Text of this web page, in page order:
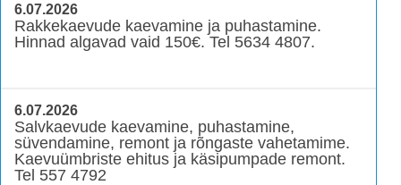
6.07.2026
Rakkekaevude kaevamine ja puhastamine.
Hinnad algavad vaid 150€. Tel 5634 4807.
6.07.2026
Salvkaevude kaevamine, puhastamine,
süvendamine, remont ja rõngaste vahetamime.
Kaevuümbriste ehitus ja käsipumpade remont.
Tel 557 4792